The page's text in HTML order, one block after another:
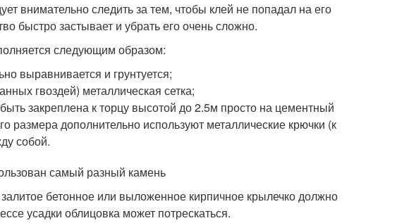
внимательно следить за тем, чтобы клей не попадал на его
быстро застывает и убрать его очень сложно.
следующим образом:
выравнивается и грунтуется;
гвоздей) металлическая сетка;
закреплена к торцу высотой до 2.5м просто на цементный
дополнительно используют металлические крючки (к
собой.
самый разный камень
бетонное или выложенное кирпичное крылечко должно
усадки облицовка может потрескаться.